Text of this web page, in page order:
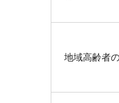
地域高齢者